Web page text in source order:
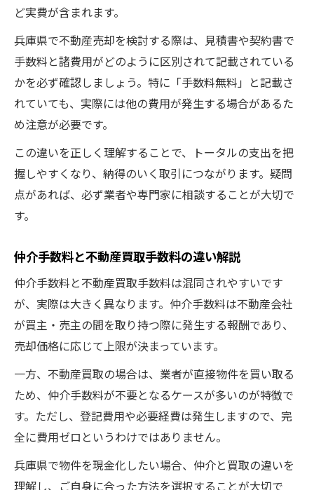
ど実費が含まれます。
兵庫県で不動産売却を検討する際は、見積書や契約書で
手数料と諸費用がどのように区別されて記載されている
かを必ず確認しましょう。特に「手数料無料」と記載さ
れていても、実際には他の費用が発生する場合があるた
め注意が必要です。
この違いを正しく理解することで、トータルの支出を把
握しやすくなり、納得のいく取引につながります。疑問
点があれば、必ず業者や専門家に相談することが大切で
す。
仲介手数料と不動産買取手数料の違い解説
仲介手数料と不動産買取手数料は混同されやすいです
が、実際は大きく異なります。仲介手数料は不動産会社
が買主・売主の間を取り持つ際に発生する報酬であり、
売却価格に応じて上限が決まっています。
一方、不動産買取の場合は、業者が直接物件を買い取る
ため、仲介手数料が不要となるケースが多いのが特徴で
す。ただし、登記費用や必要経費は発生しますので、完
全に費用ゼロというわけではありません。
兵庫県で物件を現金化したい場合、仲介と買取の違いを
理解し、ご自身に合った方法を選択することが大切で